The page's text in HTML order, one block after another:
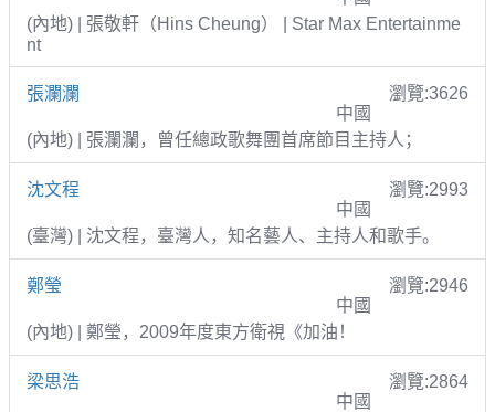
(內地) | 張敬軒（Hins Cheung） | Star Max Entertainme
nt
張瀾瀾
瀏覽:3626
中國
(內地) | 張瀾瀾，曾任總政歌舞團首席節目主持人；
沈文程
瀏覽:2993
中國
(臺灣) | 沈文程，臺灣人，知名藝人、主持人和歌手。
鄭瑩
瀏覽:2946
中國
(內地) | 鄭瑩，2009年度東方衛視《加油！
梁思浩
瀏覽:2864
中國